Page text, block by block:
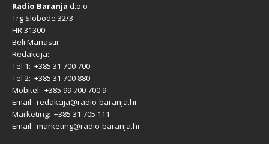
Radio Baranja d.o.o
Trg Slobode 32/3
HR 31300
Beli Manastir
Redakcija:
Tel 1: +385 31 700 700
Tel 2: +385 31 700 880
Mobitel: +385 99 700 700 9
Email: redakcija@radio-baranja.hr
Marketing: +385 31 705 111
Email: marketing@radio-baranja.hr